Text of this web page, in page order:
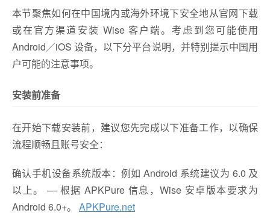
本节聚焦如何在中国境内或海外环境下安全地从官网下载
或在官方渠道安装 Wise 客户端。考虑到您可能使用
Android／iOS 设备，以下分平台说明，并特别提示中国用
户可能的注意事项。
安装前准备
在开始下载安装前，建议您先完成以下准备工作，以确保
流程顺畅且账号安全：
确认手机设备系统版本：例如 Android 系统建议为 6.0 及
以上。 — 根据 APKPure 信息，Wise 安卓版本要求为
Android 6.0+。 APKPure.net